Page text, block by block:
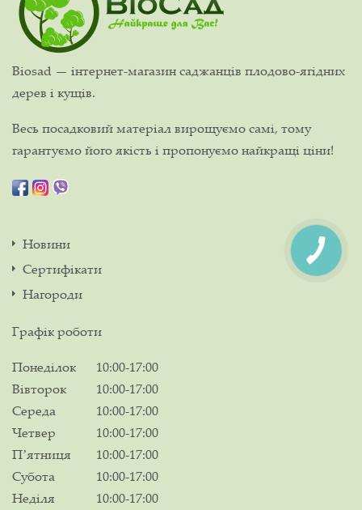
Biosad — інтернет-магазин саджанців плодово-ягідних
дерев і кущів.
Весь посадковий матеріал вирощуємо самі, тому
гарантуємо його якість і пропонуємо найкращі ціни!
Новини
Сертифікати
Нагороди
Графік роботи
Понеділок
10:00-17:00
Вівторок
10:00-17:00
Середа
10:00-17:00
Четвер
10:00-17:00
Пʼятниця
10:00-17:00
Субота
10:00-17:00
Неділя
10:00-17:00